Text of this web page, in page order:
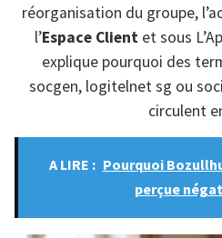
réorganisation du groupe,
l’Espace Client et sous
explique pourquoi des
socgen, logitelnet sg ou
circulent
A LIRE : Pourquoi
perçue